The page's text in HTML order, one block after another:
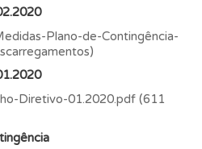
Plano-de-Contingência-
Diretivo-01.2020.pdf (611